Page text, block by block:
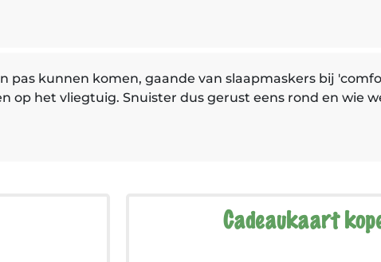
kunnen komen, gaande van slaapmaskers bij
op het vliegtuig. Snuister dus gerust eens rond en wie
Cadeaukaart